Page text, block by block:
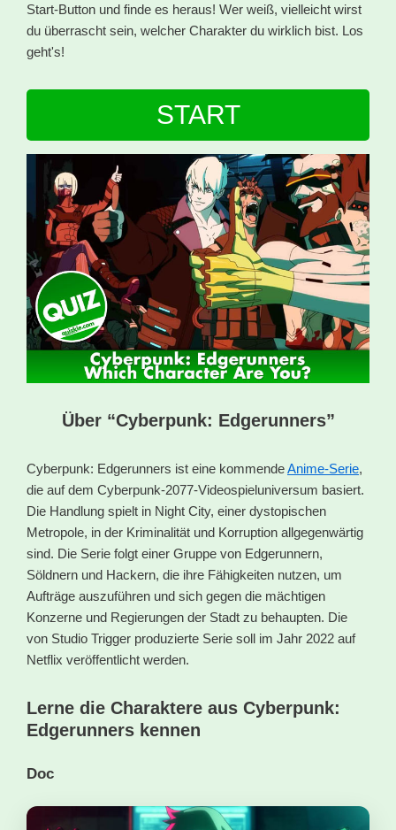
Start-Button und finde es heraus! Wer weiß, vielleicht wirst
du überrascht sein, welcher Charakter du wirklich bist. Los
geht's!
START
Über “Cyberpunk: Edgerunners”
Cyberpunk: Edgerunners ist eine kommendeAnime-Serie,
die auf dem Cyberpunk-2077-Videospieluniversum basiert.
Die Handlung spielt in Night City, einer dystopischen
Metropole, in der Kriminalität und Korruption allgegenwärtig
sind. Die Serie folgt einer Gruppe von Edgerunnern,
Söldnern und Hackern, die ihre Fähigkeiten nutzen, um
Aufträge auszuführen und sich gegen die mächtigen
Konzerne und Regierungen der Stadt zu behaupten. Die
von Studio Trigger produzierte Serie soll im Jahr 2022 auf
Netflix veröffentlicht werden.
Lerne die Charaktere aus Cyberpunk:
Edgerunners kennen
Doc